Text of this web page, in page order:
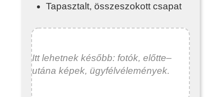
Tapasztalt, összeszokott csapat
Itt lehetnek később: fotók, előtte–
utána képek, ügyfélvélemények.